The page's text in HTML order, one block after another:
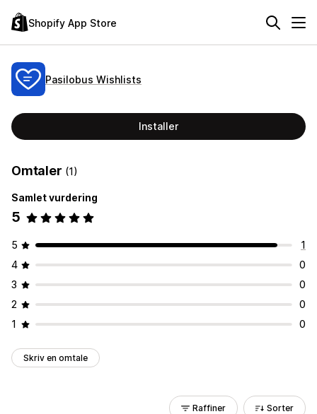
Shopify App Store
Pasilobus Wishlists
Installer
Omtaler (1)
Samlet vurdering
5
5
1
4
0
3
0
2
0
1
0
Skriv en omtale
Raffiner Sorter